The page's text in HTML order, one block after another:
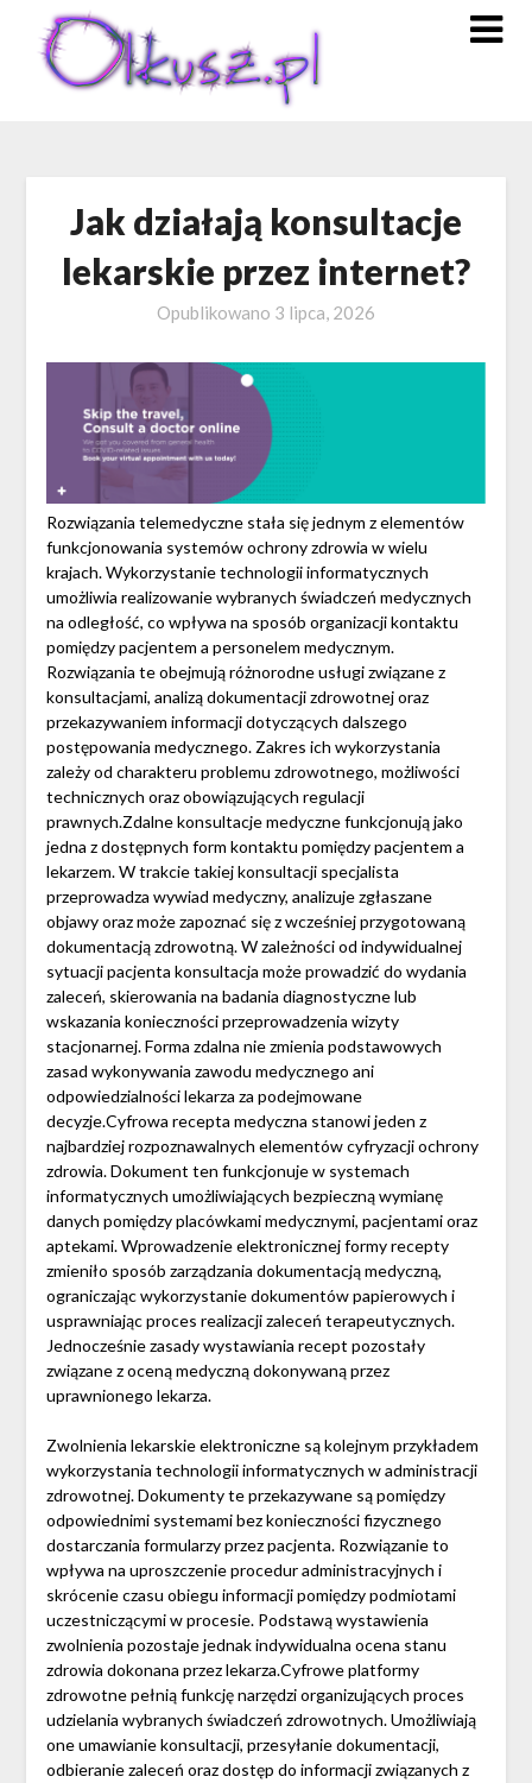
content
Jak działają konsultacje
lekarskie przez internet?
Opublikowano 3 lipca, 2026
Rozwiązania telemedyczne stała się jednym z elementów
funkcjonowania systemów ochrony zdrowia w wielu
krajach. Wykorzystanie technologii informatycznych
umożliwia realizowanie wybranych świadczeń medycznych
na odległość, co wpływa na sposób organizacji kontaktu
pomiędzy pacjentem a personelem medycznym.
Rozwiązania te obejmują różnorodne usługi związane z
konsultacjami, analizą dokumentacji zdrowotnej oraz
przekazywaniem informacji dotyczących dalszego
postępowania medycznego. Zakres ich wykorzystania
zależy od charakteru problemu zdrowotnego, możliwości
technicznych oraz obowiązujących regulacji
prawnych.Zdalne konsultacje medyczne funkcjonują jako
jedna z dostępnych form kontaktu pomiędzy pacjentem a
lekarzem. W trakcie takiej konsultacji specjalista
przeprowadza wywiad medyczny, analizuje zgłaszane
objawy oraz może zapoznać się z wcześniej przygotowaną
dokumentacją zdrowotną. W zależności od indywidualnej
sytuacji pacjenta konsultacja może prowadzić do wydania
zaleceń, skierowania na badania diagnostyczne lub
wskazania konieczności przeprowadzenia wizyty
stacjonarnej. Forma zdalna nie zmienia podstawowych
zasad wykonywania zawodu medycznego ani
odpowiedzialności lekarza za podejmowane
decyzje.Cyfrowa recepta medyczna stanowi jeden z
najbardziej rozpoznawalnych elementów cyfryzacji ochrony
zdrowia. Dokument ten funkcjonuje w systemach
informatycznych umożliwiających bezpieczną wymianę
danych pomiędzy placówkami medycznymi, pacjentami oraz
aptekami. Wprowadzenie elektronicznej formy recepty
zmieniło sposób zarządzania dokumentacją medyczną,
ograniczając wykorzystanie dokumentów papierowych i
usprawniając proces realizacji zaleceń terapeutycznych.
Jednocześnie zasady wystawiania recept pozostały
związane z oceną medyczną dokonywaną przez
uprawnionego lekarza.
Zwolnienia lekarskie elektroniczne są kolejnym przykładem
wykorzystania technologii informatycznych w administracji
zdrowotnej. Dokumenty te przekazywane są pomiędzy
odpowiednimi systemami bez konieczności fizycznego
dostarczania formularzy przez pacjenta. Rozwiązanie to
wpływa na uproszczenie procedur administracyjnych i
skrócenie czasu obiegu informacji pomiędzy podmiotami
uczestniczącymi w procesie. Podstawą wystawienia
zwolnienia pozostaje jednak indywidualna ocena stanu
zdrowia dokonana przez lekarza.Cyfrowe platformy
zdrowotne pełnią funkcję narzędzi organizujących proces
udzielania wybranych świadczeń zdrowotnych. Umożliwiają
one umawianie konsultacji, przesyłanie dokumentacji,
odbieranie zaleceń oraz dostęp do informacji związanych z